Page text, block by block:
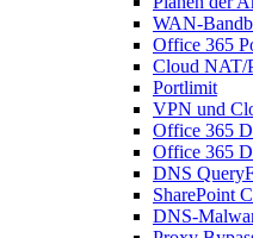
WAN-
Office 365
Cloud NAT/
Portlimit
VPN und
Office 365
Office 365
DNS
SharePoint
DNS-